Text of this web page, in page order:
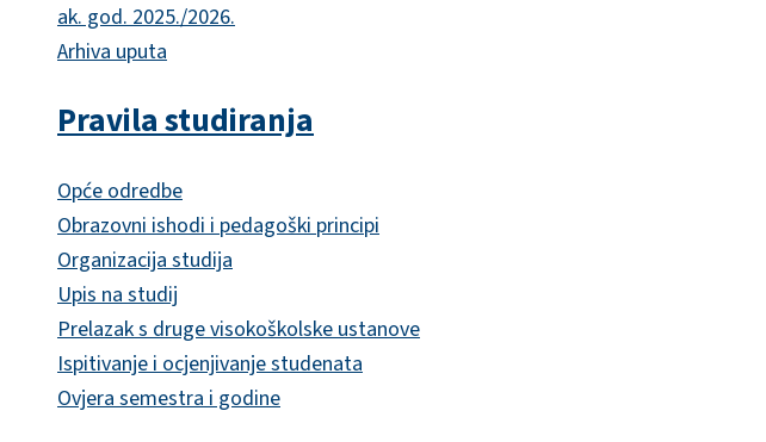
ak. god. 2025./2026.
Arhiva uputa
Pravila studiranja
Opće odredbe
Obrazovni ishodi i pedagoški principi
Organizacija studija
Upis na studij
Prelazak s druge visokoškolske ustanove
Ispitivanje i ocjenjivanje studenata
Ovjera semestra i godine